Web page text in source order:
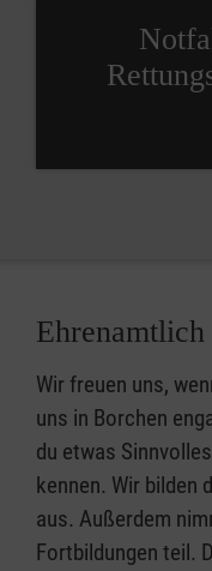
Wir freuen uns,
uns in Borchen
du etwas
kennen. Wir bilden
aus. Außerdem
Fortbildungen teil.